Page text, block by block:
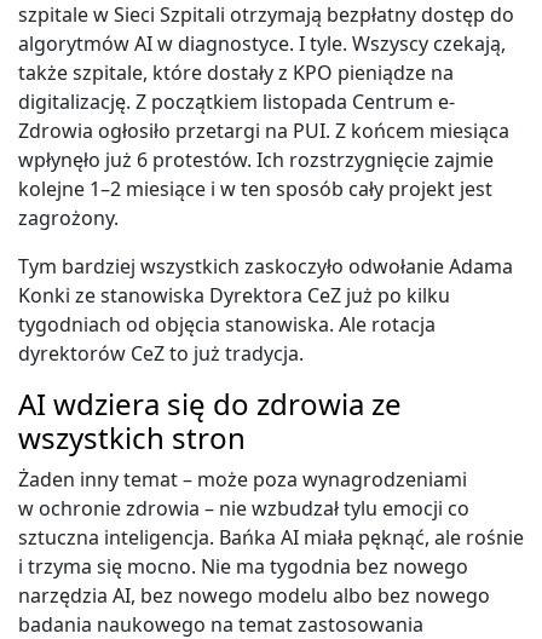
szpitale w Sieci Szpitali otrzymają bezpłatny dostęp do
algorytmów AI w diagnostyce. I tyle. Wszyscy czekają,
także szpitale, które dostały z KPO pieniądze na
digitalizację. Z początkiem listopada Centrum e-
Zdrowia ogłosiło przetargi na PUI. Z końcem miesiąca
wpłynęło już 6 protestów. Ich rozstrzygnięcie zajmie
kolejne 1–2 miesiące i w ten sposób cały projekt jest
zagrożony.
Tym bardziej wszystkich zaskoczyło odwołanie Adama
Konki ze stanowiska Dyrektora CeZ już po kilku
tygodniach od objęcia stanowiska. Ale rotacja
dyrektorów CeZ to już tradycja.
AI wdziera się do zdrowia ze
wszystkich stron
Żaden inny temat – może poza wynagrodzeniami
w ochronie zdrowia – nie wzbudzał tylu emocji co
sztuczna inteligencja. Bańka AI miała pęknąć, ale rośnie
i trzyma się mocno. Nie ma tygodnia bez nowego
narzędzia AI, bez nowego modelu albo bez nowego
badania naukowego na temat zastosowania